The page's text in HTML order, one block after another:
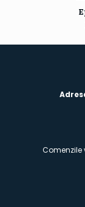
Comenzile